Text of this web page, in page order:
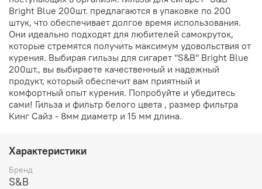
Bright Blue 200шт. предлагаются в упаковке по 200
штук, что обеспечивает долгое время использования.
Они идеально подходят для любителей самокруток,
которые стремятся получить максимум удовольствия от
курения. Выбирая гильзы для сигарет "S&B" Bright Blue
200шт., вы выбираете качественный и надежный
продукт, который обеспечит вам приятный и
комфортный опыт курения. Попробуйте и убедитесь
сами! Гильза и фильтр белого цвета , размер фильтра
Кинг Сайз - 8мм диаметр и 15 мм длина.
Характеристики
Бренд
S&B